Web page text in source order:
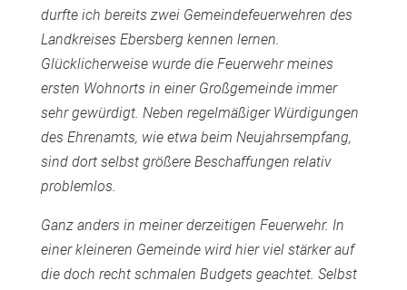
durfte ich bereits zwei Gemeindefeuerwehren des
Landkreises Ebersberg kennen lernen.
Glücklicherweise wurde die Feuerwehr meines
ersten Wohnorts in einer Großgemeinde immer
sehr gewürdigt. Neben regelmäßiger Würdigungen
des Ehrenamts, wie etwa beim Neujahrsempfang,
sind dort selbst größere Beschaffungen relativ
problemlos.
Ganz anders in meiner derzeitigen Feuerwehr. In
einer kleineren Gemeinde wird hier viel stärker auf
die doch recht schmalen Budgets geachtet. Selbst